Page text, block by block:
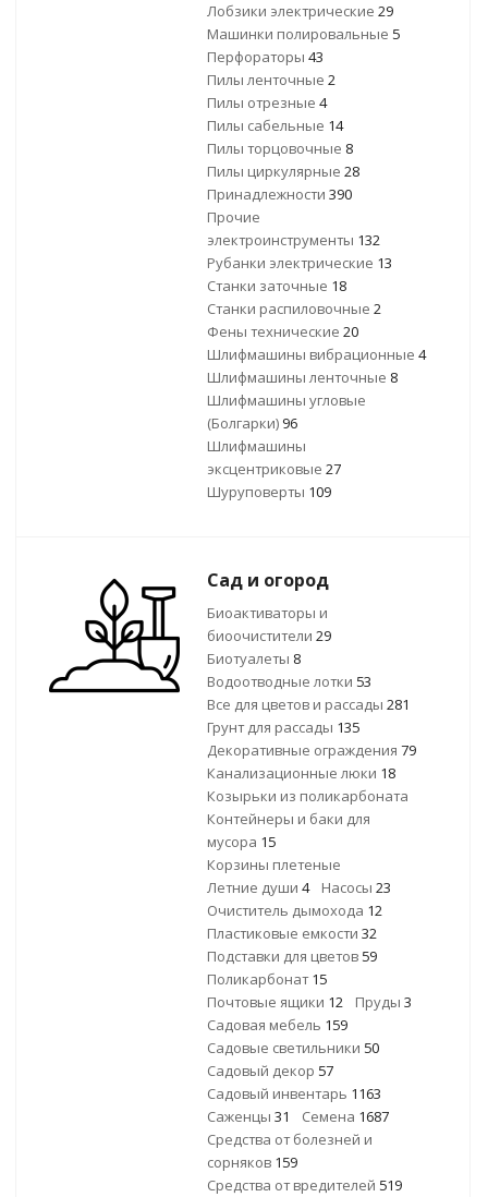
Лобзики электрические 29
Машинки полировальные 5
Перфораторы 43
Пилы ленточные 2
Пилы отрезные 4
Пилы сабельные 14
Пилы торцовочные 8
Пилы циркулярные 28
Принадлежности 390
Прочие
электроинструменты 132
Рубанки электрические 13
Станки заточные 18
Станки распиловочные 2
Фены технические 20
Шлифмашины вибрационные 4
Шлифмашины ленточные 8
Шлифмашины угловые
(Болгарки) 96
Шлифмашины
эксцентриковые 27
Шуруповерты 109
Сад и огород
Биоактиваторы и
биоочистители 29
Биотуалеты 8
Водоотводные лотки 53
Все для цветов и рассады 281
Грунт для рассады 135
Декоративные ограждения 79
Канализационные люки 18
Козырьки из поликарбоната
Контейнеры и баки для
мусора 15
Корзины плетеные
Летние души 4 Насосы 23
Очиститель дымохода 12
Пластиковые емкости 32
Подставки для цветов 59
Поликарбонат15
Почтовые ящики 12 Пруды 3
Садовая мебель 159
Садовые светильники 50
Садовый декор 57
Садовый инвентарь 1163
Саженцы 31 Семена 1687
Средства от болезней и
сорняков 159
Средства от вредителей 519